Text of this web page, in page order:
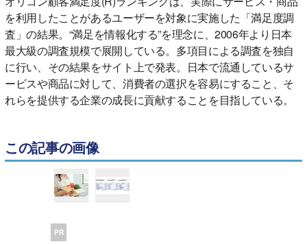
を利用したことがあるユーザーを対象に実施した「満足度調
査」の結果。“満足を情報化する”を理念に、2006年より日本
最大級の調査規模で展開している。多項目による調査を独自
に行い、その結果をサイト上で発表。日本で流通しているサ
ービスや商品に対して、消費者の選択を容易にすること、そ
れらを提供する企業の成長に貢献することを目指している。
この記事の画像
PR